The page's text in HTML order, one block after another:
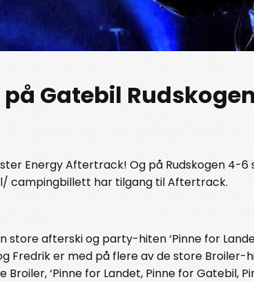
Gatebil
Energy Aftertrack! Og på Rudskogen 4-
campingbillett har tilgang til Aftertrack.
store afterski og party-hiten ‘Pinne for
Fredrik er med på flere av de store Broiler-
‘Pinne for Landet, Pinne for Gatebil,